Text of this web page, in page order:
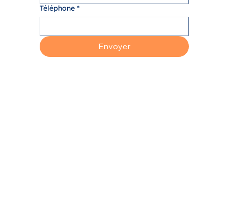
Téléphone *
Envoyer